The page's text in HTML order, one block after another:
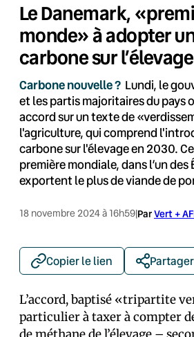
Le Danemark,
monde» à adopter
carbone sur l’élevage
Carbone nouvelle ? Lundi, le
et les partis majoritaires du pays
accord sur un texte de
l'agriculture, qui comprend
carbone sur l'élevage en 2030.
première mondiale, dans l’un des
exportent le plus de viande de
18 novembre 2024 à 16h59|ParVert +
Copier le lien Partager
L’accord, baptisé «tripartite
particulier à taxer à compter